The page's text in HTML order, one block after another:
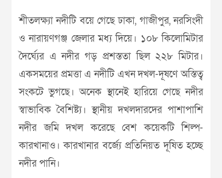
শীতলক্ষ্যা নদীটি বয়ে গেছে ঢাকা, গাজীপুর, নরসিংদী
ও নারায়ণগঞ্জ জেলার মধ্য দিয়ে। ১০৮ কিলোমিটার
দৈর্ঘ্যের এ নদীর গড় প্রশস্ততা ছিল ২২৮ মিটার।
একসময়ের প্রমত্তা এ নদীটি এখন দখল-দূষণে অস্তিত্ব
সংকটে ভুগছে। অনেক স্থানেই হারিয়ে গেছে নদীর
স্বাভাবিক বৈশিষ্ট্য। স্থানীয় দখলদারদের পাশাপাশি
নদীর জমি দখল করেছে বেশ কয়েকটি শিল্প-
কারখানাও। কারখানার বর্জ্যে প্রতিনিয়ত দূষিত হচ্ছে
নদীর পানি।